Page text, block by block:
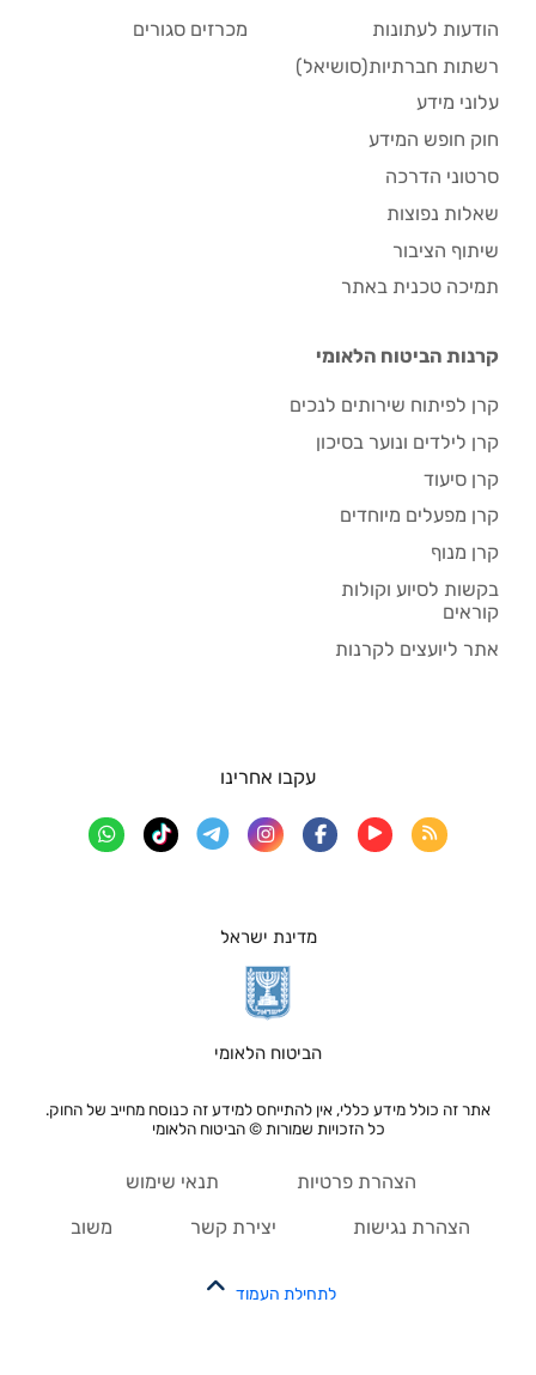
הודעות לעתונות
רשתות חברתיות(סושיאל)
עלוני מידע
חוק חופש המידע
סרטוני הדרכה
שאלות נפוצות
שיתוף הציבור
תמיכה טכנית באתר
מכרזים סגורים
קרנות הביטוח הלאומי
קרן לפיתוח שירותים לנכים
קרן לילדים ונוער בסיכון
קרן סיעוד
קרן מפעלים מיוחדים
קרן מנוף
בקשות לסיוע וקולות
קוראים
אתר ליועצים לקרנות
מדינת ישראל
הביטוח הלאומי
אתר זה כולל מידע כללי, אין להתייחס למידע זה כנוסח מחייב של החוק.
כל הזכויות שמורות © הביטוח הלאומי
עקבו אחרינו
הצהרת פרטיות תנאי שימוש
הצהרת נגישות יצירת קשר משוב
לתחילת העמוד